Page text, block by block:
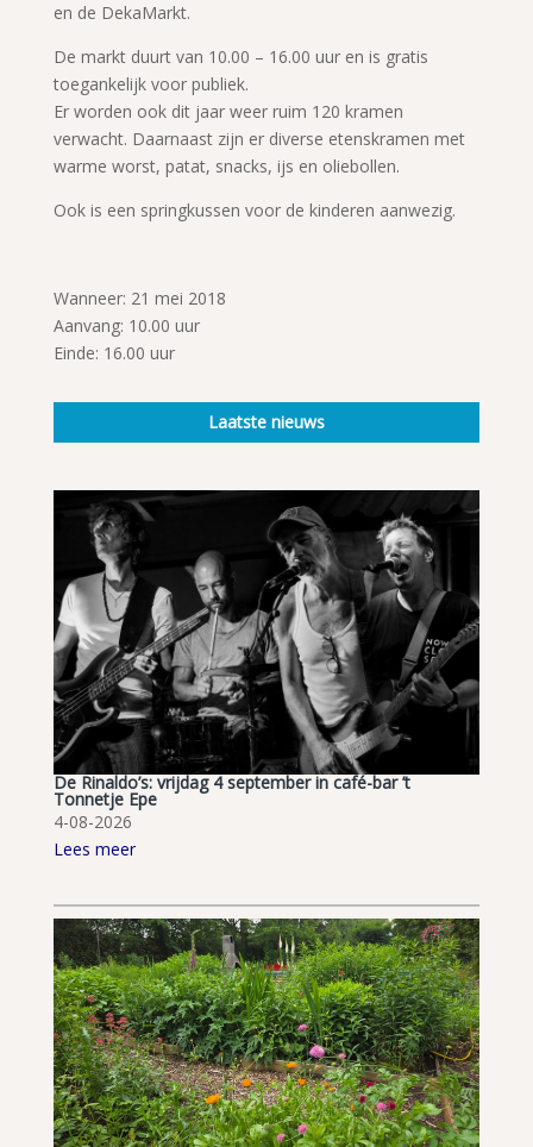
en de DekaMarkt.
De markt duurt van 10.00 – 16.00 uur en is gratis
toegankelijk voor publiek.
Er worden ook dit jaar weer ruim 120 kramen
verwacht. Daarnaast zijn er diverse etenskramen met
warme worst, patat, snacks, ijs en oliebollen.
Ook is een springkussen voor de kinderen aanwezig.
Wanneer: 21 mei 2018
Aanvang: 10.00 uur
Einde: 16.00 uur
Laatste nieuws
De Rinaldo’s: vrijdag 4 september in café-bar ’t
Tonnetje Epe
4-08-2026
Lees meer